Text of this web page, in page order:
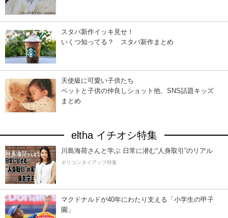
スタバ新作イッキ見せ！
いくつ知ってる？ スタバ新作まとめ
天使級に可愛い子供たち
ペットと子供の仲良しショット他、SNS話題キッズ
まとめ
eltha イチオシ特集
川島海荷さんと学ぶ 日常に潜む“人身取引”のリアル
オリコンタイアップ特集
マクドナルドが40年にわたり支える「小学生の甲子
園」